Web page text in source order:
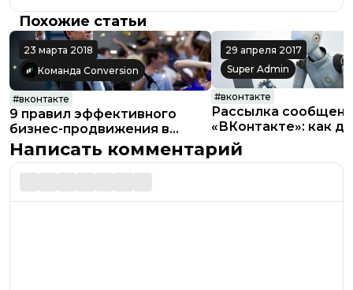
Похожие статьи
23 марта 2018
Команда Conversion
#вконтакте
9 правил эффективного
бизнес-продвижения в
ВКонтакте
29 апреля 2017
Super Admin
#вконтакте
Рассылка
«ВКонтакте»: как
пользой и по
Написать комментарий